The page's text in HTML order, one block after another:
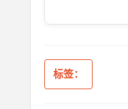
标签：